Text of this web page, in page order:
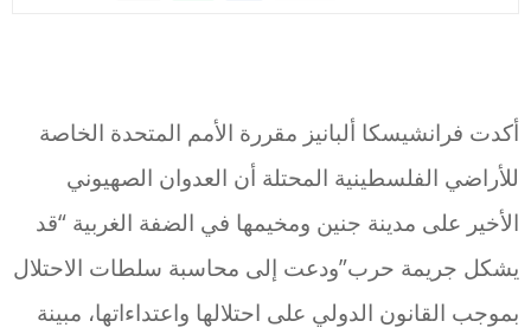
أكدت فرانشيسكا ألبانيز مقررة الأمم المتحدة الخاصة
للأراضي الفلسطينية المحتلة أن العدوان الصهيوني
الأخير على مدينة جنين ومخيمها في الضفة الغربية “قد
يشكل جريمة حرب”ودعت إلى محاسبة سلطات الاحتلال
بموجب القانون الدولي على احتلالها واعتداءاتها، مبينة